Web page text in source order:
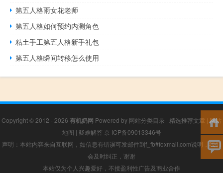
第五人格雨女花老师
第五人格如何预约内测角色
粘土手工第五人格新手礼包
第五人格瞬间转移怎么使用
Copyright © 2012 - 2026 有机奶网 Powered by 网站分类目录 | 精选推荐文章 |网站
地图 | 疑难解答 京 ICP备09013346号
声明：本站内容来自互联网，如信息有错误可发邮件到f_fb#foxmail.com说明，我们
会及时纠正，谢谢
本站仅为个人兴趣爱好，不接盈利性广告及商业合作